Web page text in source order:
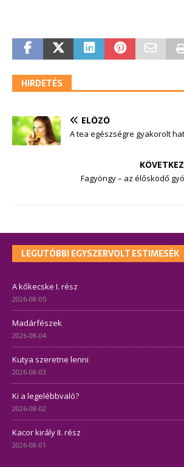
HIRDETÉS
ELŐZŐ
A tea egészségre gyakorolt
Fagyöngy – az élősködő
LEGUTÓBBI EGYSZERVOLT ESTIMESÉK
A kőkecske I. rész
2026-08-05
Madárfészek
2026-08-04
Kutya szeretne lenni
2026-08-03
Ki a legelébbvaló?
2026-08-02
Kacor király II. rész
2026-08-01